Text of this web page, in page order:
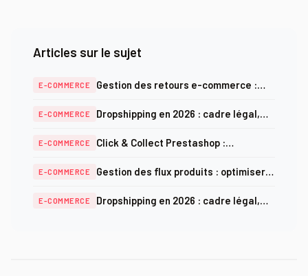
Articles sur le sujet
E-COMMERCE
Gestion des retours e-commerce :
E-COMMERCE
Dropshipping en 2026 : cadre légal,
E-COMMERCE
Click & Collect Prestashop :
étape par étape
E-COMMERCE
Gestion des flux produits : optimiser
de prix
E-COMMERCE
Dropshipping en 2026 : cadre légal,